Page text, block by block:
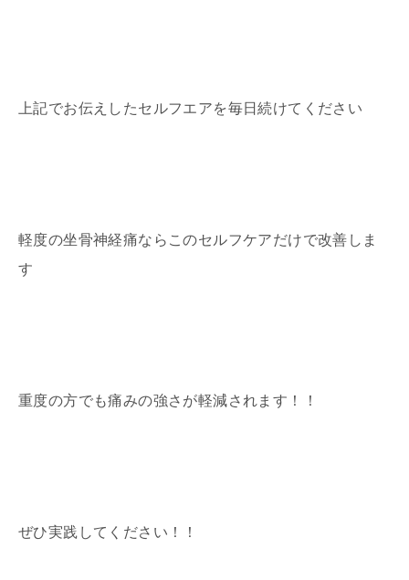
上記でお伝えしたセルフエアを毎日続けてください
軽度の坐骨神経痛ならこのセルフケアだけで改善しま
す
重度の方でも痛みの強さが軽減されます！！
ぜひ実践してください！！